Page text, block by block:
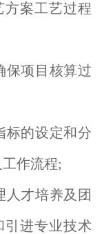
方案工艺过程
保项目核算过
标的设定和分
作流程;
人才培养及团
引进专业技术